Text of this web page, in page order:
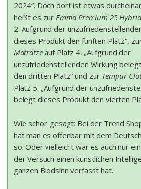
2024“. Doch dort ist etwas
heißt es zur Emma Premium 25
2: Aufgrund der
dieses Produkt den fünften Platz“,
Matratze auf Platz 4: „Aufgrund der
unzufriedenstellenden Wirkung
den dritten Platz“ und zur Tempur
Platz 5: „Aufgrund der
belegt dieses Produkt den vierten
Wie schon gesagt: Bei der Trend
hat man es offenbar mit dem
so. Oder vielleicht war es auch nur
der Versuch einen künstlichen
ganzen Blödsinn verfasst hat.